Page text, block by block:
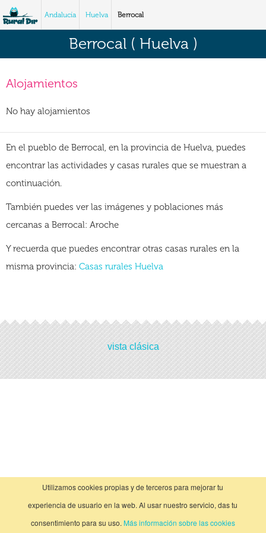
Andalucía Huelva Berrocal
Berrocal ( Huelva )
Alojamientos
No hay alojamientos
En el pueblo de Berrocal, en la provincia de Huelva, puedes
encontrar las actividades y casas rurales que se muestran a
continuación.
También puedes ver las imágenes y poblaciones más
cercanas a Berrocal: Aroche
Y recuerda que puedes encontrar otras casas rurales en la
misma provincia: Casas rurales Huelva
Actividades
No hay actividades
Utilizamos cookies propias y de terceros para mejorar tu
experiencia de usuario en la web. Al usar nuestro servicio, das tu
consentimiento para su uso. Más información sobre las cookies
vista clásica